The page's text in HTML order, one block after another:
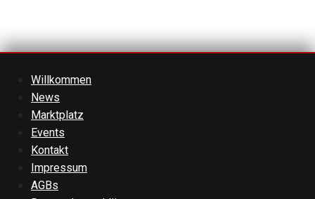
Willkommen
News
Marktplatz
Events
Kontakt
Impressum
AGBs